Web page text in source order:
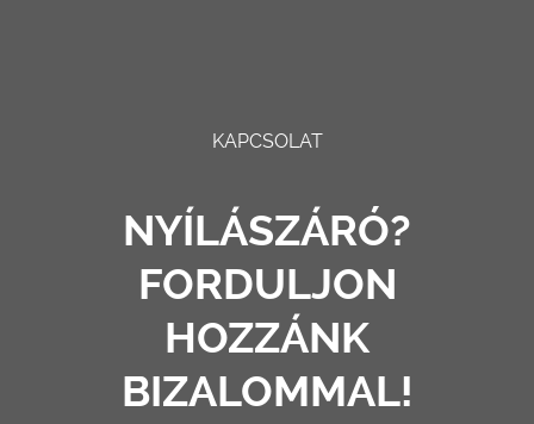
KAPCSOLAT
NYÍLÁSZÁRÓ?
FORDULJON
HOZZÁNK
BIZALOMMAL!